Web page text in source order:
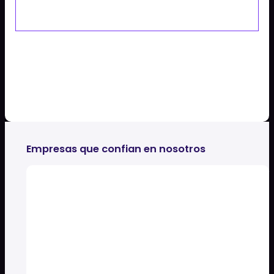
Empresas que confian en nosotros